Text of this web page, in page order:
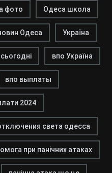
фото Одеса школа
Одеса Україна
впо Україна
впо выплаты
2024
света одесса
при панічних атаках